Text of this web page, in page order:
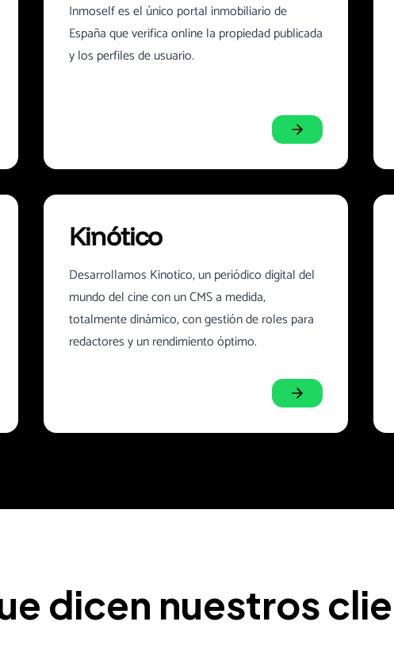
Inmoself es el único portal inmobiliario de
España que verifica online la propiedad publicada
y los perfiles de usuario.
Kinótico
Desarrollamos Kinotico, un periódico digital del
mundo del cine con un CMS a medida,
totalmente dinámico, con gestión de roles para
redactores y un rendimiento óptimo.
dicen nuestros